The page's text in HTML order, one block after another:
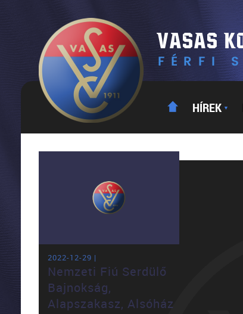
HÍREK ▼
2022-12-29 |
Nemzeti Fiú Serdülő
Bajnokság,
Alapszakasz, Alsóház